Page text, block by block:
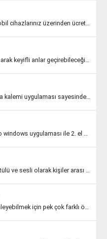
WhatsApp yükleyerek mobil cihazlarınız üzerinden ücretsiz bir şekilde sevdi..
Fotoğraf ve video paylaşarak keyifli anlar geçirebileceğiniz Instagram uygu..
Epic Pen İndir - Akıllı Tahta kalemi uygulaması sayesinde bilgisayarınızda ..
letgo İndir - Ücretsiz letgo windows uygulaması ile 2. el eşya alım ve satı..
Skype Indir - Yazılı, görüntülü ve sesli olarak kişiler arası iletişimi sağ..
Video içeriklerinizi düzenleyebilmek için pek çok farklı özelliğinden yarar..